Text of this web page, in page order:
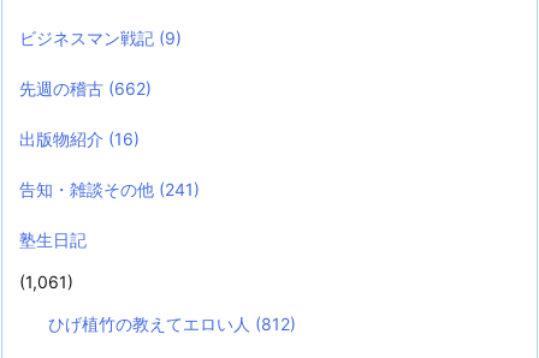
ビジネスマン戦記 (9)
先週の稽古 (662)
出版物紹介 (16)
告知・雑談その他 (241)
塾生日記
(1,061)
ひげ植竹の教えてエロい人 (812)